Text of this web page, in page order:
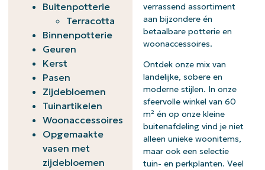
Buitenpotterie
Terracotta
Binnenpotterie
Geuren
Kerst
Pasen
Zijdebloemen
Tuinartikelen
Woonaccessoires
Opgemaakte
vasen met
zijdebloemen
verrassend assortiment
aan bijzondere én
betaalbare potterie en
woonaccessoires.
Ontdek onze mix van
landelijke, sobere en
moderne stijlen. In onze
sfeervolle winkel van 60
m² én op onze kleine
buitenafdeling vind je niet
alleen unieke woonitems,
maar ook een selectie
tuin- en perkplanten. Veel